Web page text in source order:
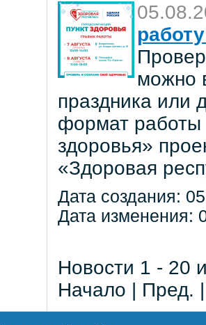
можно
праздника или
формат работы
здоровья»
«Здоровая
Дата создания:
Дата изменения:
Новости 1 - 20
Начало | Пред.